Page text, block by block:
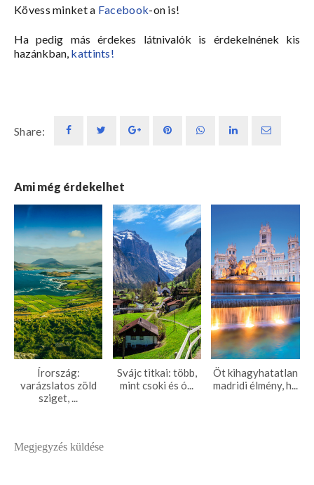
Kövess minket a Facebook-on is!
Ha pedig más érdekes látnivalók is érdekelnének kis
hazánkban, kattints!
Share:
Ami még érdekelhet
Írország:
varázslatos zöld
sziget, ...
Svájc titkai: több,
mint csoki és ó...
Öt kihagyhatatlan
madridi élmény, h...
Megjegyzés küldése